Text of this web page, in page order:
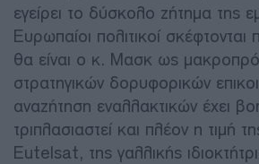
εγείρει το δύσκολο ζήτημα της
Ευρωπαίοι πολιτικοί σκέφτονται
θα είναι ο κ. Μασκ ως
στρατηγικών δορυφορικών
αναζήτηση εναλλακτικών έχει
τριπλασιαστεί και πλέον η τιμή
Eutelsat, της γαλλικής